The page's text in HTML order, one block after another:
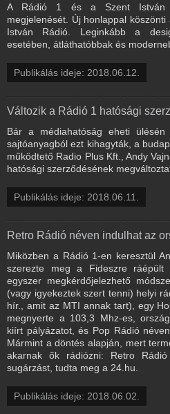
A Rádió 1 és a Szent István
megjelenését. Új honlappal
István Rádió. Leginkább a
esetében, átláthatóbbak és
Publikálás ideje: 2018.06.12.
Változik a Rádió 1 hatósági
Bár a médiahatóság eheti ülésén
sajtóanyagból ezt kihagyták, a
működtető Radio Plus Kft., Andy
hatósági szerződésének
Publikálás ideje: 2018.06.11.
Retro Rádió néven indulhat az
Miközben a Rádió 1-en keresztül
szerezte meg a Fideszre ráépült
egyszer megkérdőjelezhető
(vagy igyekeztek szert tenni) helyi
hír., amit az MTI annak tart), egy
megnyerte a 103,3 Mhz-es,
kiírt pályázatot, és Pop Rádió
Mármint a döntés alapján, mert
akarnak ők rádiózni: Retro
sugárzást, tudta meg a 24.hu.
Publikálás ideje: 2018.06.02.